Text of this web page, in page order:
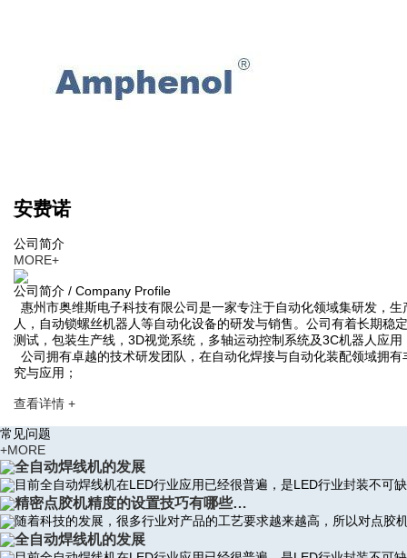
安费诺
公司简介
MORE+
公司简介 / Company Profile
惠州市奥维斯电子科技有限公司是一家专注于自动化领域集研发，
人，自动锁螺丝机器人等自动化设备的研发与销售。公司有着长期
测试，包装生产线，3D视觉系统，多轴运动控制系统及3C机器人应
公司拥有卓越的技术研发团队，在自动化焊接与自动化装配领域拥
究与应用；
查看详情 +
常见问题
+MORE
全自动焊线机的发展
目前全自动焊线机在LED行业应用已经很普遍，是LED行业封装不可
精密点胶机精度的设置技巧有哪些…
随着科技的发展，很多行业对产品的工艺要求越来越高，所以对点胶
全自动焊线机的发展